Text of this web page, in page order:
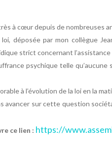
à cœur depuis de nombreuses
déposée par mon collègue
strict concernant
psychique telle
à l’évolution de la loi en la
avancer sur cette question
ce lien : https://